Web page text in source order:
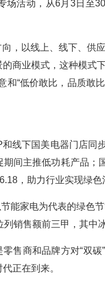
场活动，从6月3日至
向，以线上、线下、
商业模式，这种模式
和“低价敢比，品质敢
线下国美电器门店
间主推低功耗产品
，助力行业实现绿色
能家电为代表的绿色
销售额前三甲，其
售商和品牌方对“双
正在到来。